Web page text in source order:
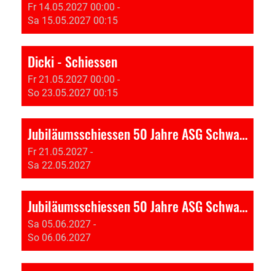
Fr 14.05.2027 00:00 -
Sa 15.05.2027 00:15
Dicki - Schiessen
Fr 21.05.2027 00:00 -
So 23.05.2027 00:15
Jubiläumsschiessen 50 Jahre ASG Schwarzenburg
Fr 21.05.2027 -
Sa 22.05.2027
Jubiläumsschiessen 50 Jahre ASG Schwarzenburg
Sa 05.06.2027 -
So 06.06.2027